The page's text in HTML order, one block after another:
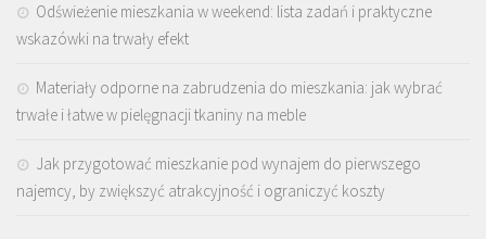
Odświeżenie mieszkania w weekend: lista zadań i praktyczne
wskazówki na trwały efekt
Materiały odporne na zabrudzenia do mieszkania: jak wybrać
trwałe i łatwe w pielęgnacji tkaniny na meble
Jak przygotować mieszkanie pod wynajem do pierwszego
najemcy, by zwiększyć atrakcyjność i ograniczyć koszty